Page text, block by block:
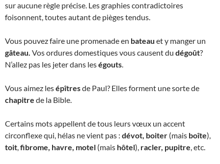
sur aucune règle précise. Les graphies contradictoires
foisonnent, toutes autant de pièges tendus.
Vous pouvez faire une promenade en bateau et y manger un
gâteau. Vos ordures domestiques vous causent du dégoût?
N’allez pas les jeter dans leségouts.
Vous aimez lesépîtresde Paul? Elles forment une sorte de
chapitre de la Bible.
Certains mots appellent de tous leurs vœux un accent
circonflexe qui, hélas ne vient pas : dévot, boiter (mais boîte),
toit,fibrome, havre, motel (mais hôtel), racler, pupitre, etc.